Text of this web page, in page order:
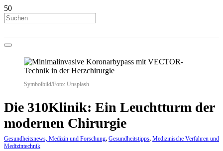
Symbolbild/Foto: Unsplash
Die 310Klinik: Ein Leuchtturm der
modernen Chirurgie
Gesundheitsnews, Medizin und Forschung, Gesundheitstipps, Medizinische Verfahren und
Medizintechnik